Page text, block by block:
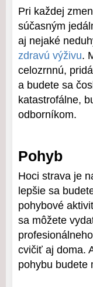
Pri každej
súčasným
aj nejaké
zdravú výživu.
celozrnnú,
a budete sa
katastrofálne,
odborníkom.
Pohyb
Hoci strava je
lepšie sa
pohybové
sa môžete
cvičiť aj doma.
pohybu budete